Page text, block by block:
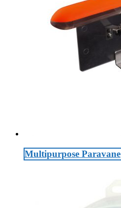
Multipurpose Paravane